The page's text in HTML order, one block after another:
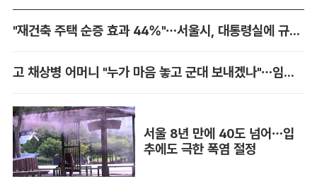
"재건축 주택 순증 효과 44%"…서울시, 대통령실에 규제 완화 건의
고 채상병 어머니 "누가 마음 놓고 군대 보내겠나"…임성근 징역 3년에 분통
서울 8년 만에 40도 넘어…입
추에도 극한 폭염 절정